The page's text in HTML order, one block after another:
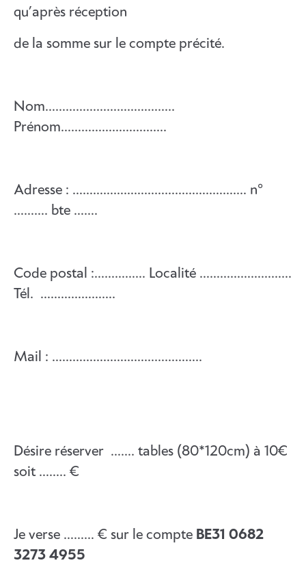
qu’après réception
de la somme sur le compte précité.
Nom………………………………..
Prénom………………………….
Adresse : …………………………………..…….… n°
………. bte …….
Code postal :…………… Localité ………………………
Tél. ………………….
Mail : ……………………………………..
Désire réserver ……. tables (80*120cm) à 10€
soit …….. €
Je verse ……… € sur le compte BE31 0682
3273 4955